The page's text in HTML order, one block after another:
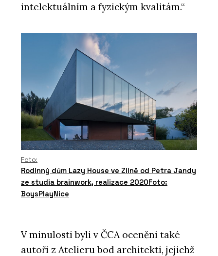
intelektuálním a fyzickým kvalitám.“
Foto:
Rodinný dům Lazy House ve Zlíně od Petra Jandy
ze studia brainwork, realizace 2020Foto:
BoysPlayNice
V minulosti byli v ČCA oceněni také
autoři z Atelieru bod architekti, jejichž